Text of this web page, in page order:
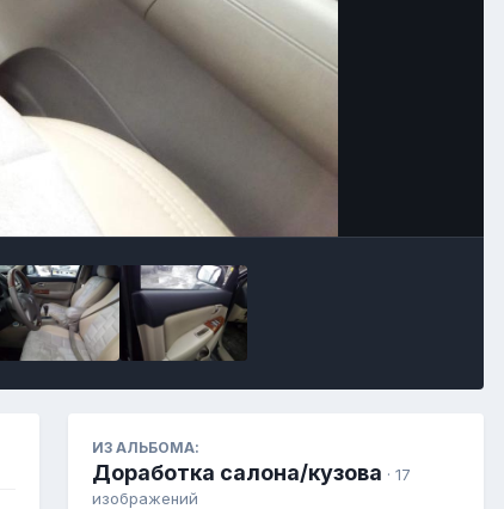
ИЗ АЛЬБОМА:
Доработка салона/кузова · 17
изображений